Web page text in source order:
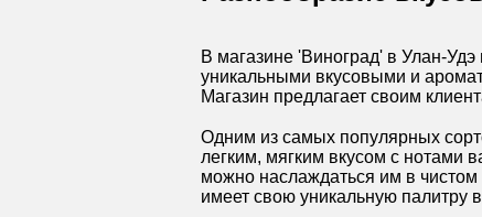
В магазине 'Виноград' в Улан-
уникальными вкусовыми и
Магазин предлагает своим
Одним из самых популярных
легким, мягким вкусом с нотами
можно наслаждаться им в
имеет свою уникальную палитру